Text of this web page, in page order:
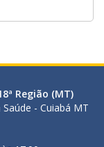
Região (MT)
- Cuiabá MT